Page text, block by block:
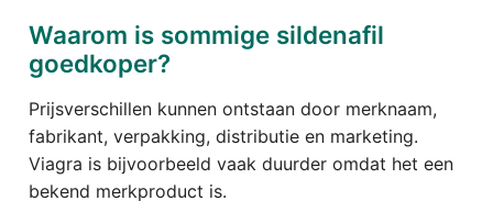
Waarom is sommige sildenafil
goedkoper?
Prijsverschillen kunnen ontstaan door merknaam,
fabrikant, verpakking, distributie en marketing.
Viagra is bijvoorbeeld vaak duurder omdat het een
bekend merkproduct is.